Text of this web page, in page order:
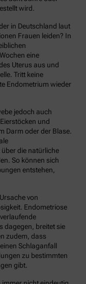
wird.
in Deutschland laut
Frauen leiden? In
eine
Uterus aus und
Tritt keine
Endometrium wieder
jedoch auch
und
Darm oder der Blase.
die natürliche
So können sich
entstehen,
von
Endometriose
dagegen, breitet sie
zudem, dass
Schlaganfall
zu bestimmten
gibt.